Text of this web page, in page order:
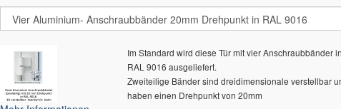
Im Standard wird diese Tür mit vier Anschraubbänder in
RAL 9016 ausgeliefert.
Zweiteilige Bänder sind dreidimensionale verstellbar
haben einen Drehpunkt von 20mm